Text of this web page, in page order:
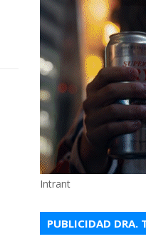
Intrant
PUBLICIDAD DRA.